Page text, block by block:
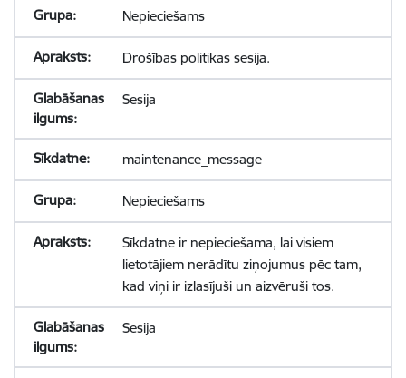
Nepieciešams
Drošības politikas sesija.
Sesija
maintenance_message
Nepieciešams
Sīkdatne ir nepieciešama, lai visiem
lietotājiem nerādītu ziņojumus pēc tam,
kad viņi ir izlasījuši un aizvēruši tos.
Sesija